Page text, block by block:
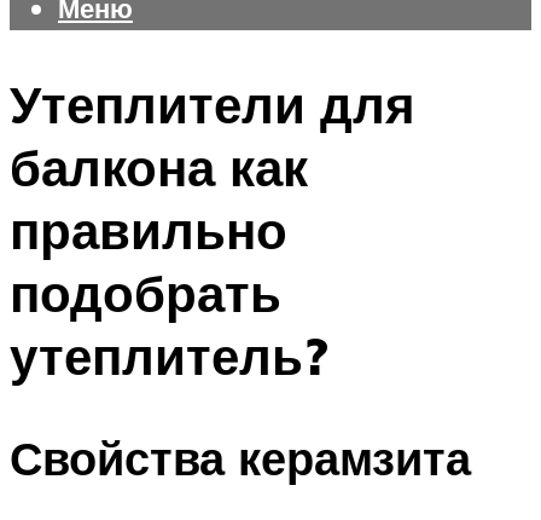
Меню
Утеплители для
балкона как
правильно
подобрать
утеплитель?
Свойства керамзита